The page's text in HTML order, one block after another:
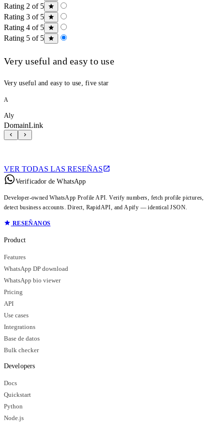
Rating 2 of 5
Rating 3 of 5
Rating 4 of 5
Rating 5 of 5
Very useful and easy to use
Very useful and easy to use, five star
A
Aly
DomainLink
VER TODAS LAS RESEÑAS
Verificador de WhatsApp
Developer-owned WhatsApp Profile API. Verify numbers, fetch profile pictures,
detect business accounts. Direct, RapidAPI, and Apify — identical JSON.
RESEÑANOS
Product
Features
WhatsApp DP download
WhatsApp bio viewer
Pricing
API
Use cases
Integrations
Base de datos
Bulk checker
Developers
Docs
Quickstart
Python
Node.js